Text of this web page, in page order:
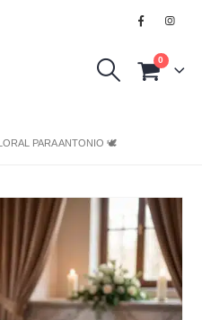
0
PARA ANTONIO 🕊️